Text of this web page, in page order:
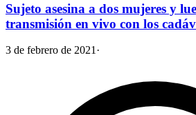
Sujeto asesina a dos mujeres y
transmisión en vivo con los
3 de febrero de 2021 ·